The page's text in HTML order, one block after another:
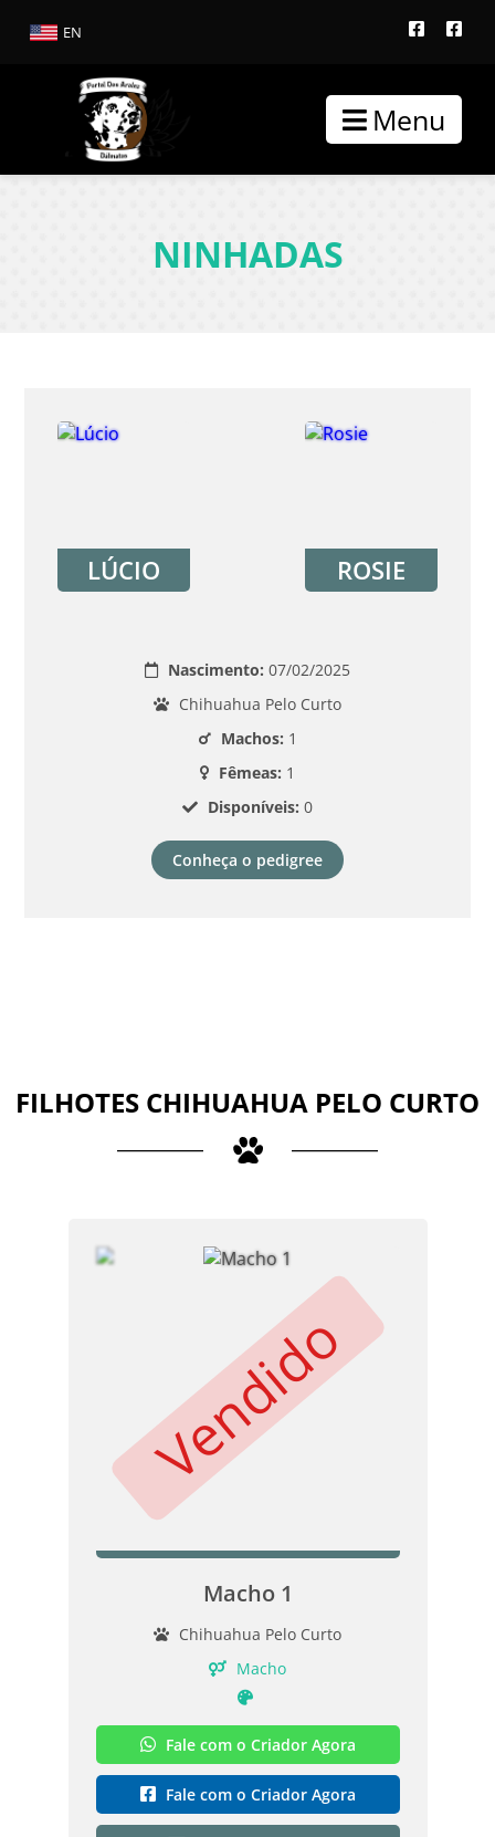
EN
Menu
NINHADAS
LÚCIO ROSIE
Nascimento: 07/02/2025
Chihuahua Pelo Curto
Machos: 1
Fêmeas: 1
Disponíveis: 0
Conheça o pedigree
FILHOTES CHIHUAHUA PELO CURTO
Vendido
Macho 1
Chihuahua Pelo Curto
Macho
Fale com o Criador Agora
Fale com o Criador Agora